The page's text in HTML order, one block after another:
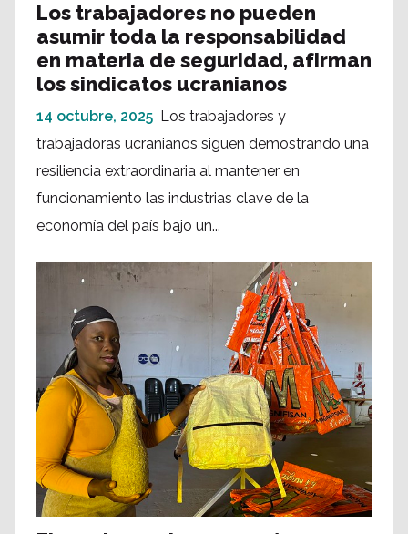
Los trabajadores no pueden
asumir toda la responsabilidad
en materia de seguridad, afirman
los sindicatos ucranianos
14 octubre, 2025 Los trabajadores y
trabajadoras ucranianos siguen demostrando una
resiliencia extraordinaria al mantener en
funcionamiento las industrias clave de la
economía del país bajo un...